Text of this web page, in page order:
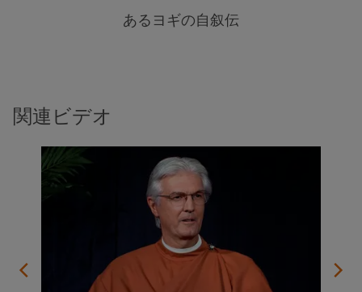
あるヨギの自叙伝
関連ビデオ